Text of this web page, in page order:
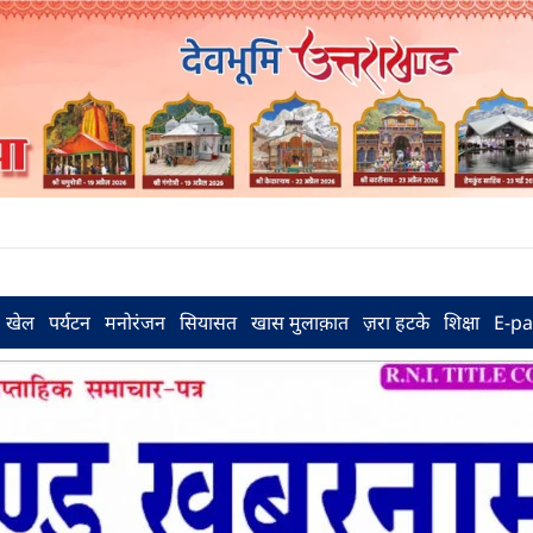
खेल पर्यटन मनोरंजन सियासत खास मुलाक़ात ज़रा हटके शिक्षा E-